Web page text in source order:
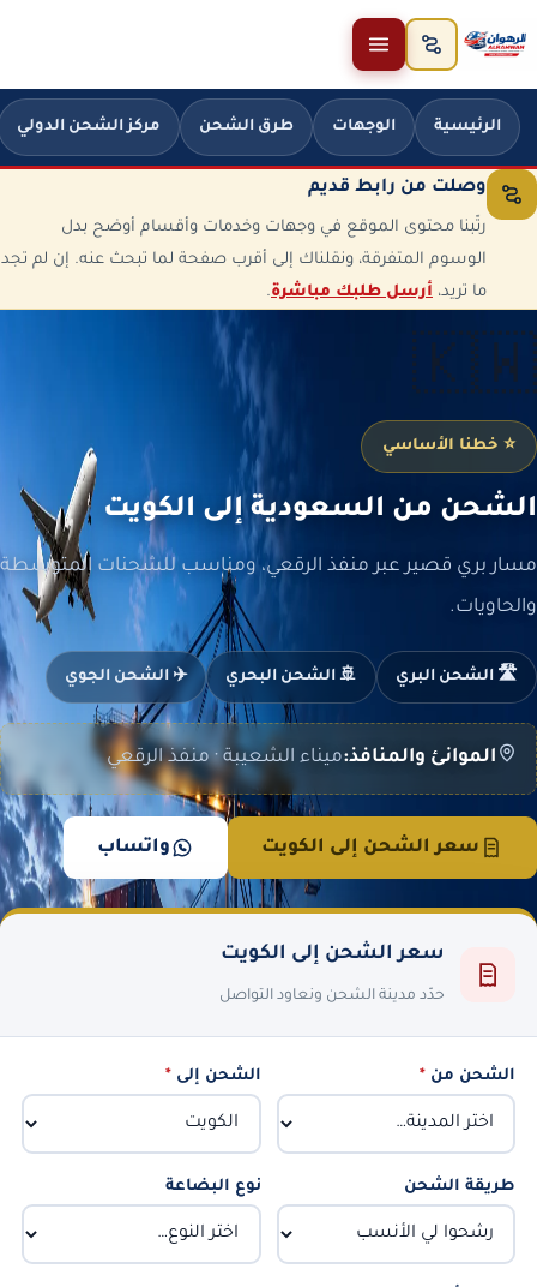
تخطَّ إلى المحتوى
الرئيسية الوجهات طرق الشحن مركز الشحن الدولي
وصلت من رابط قديم
رتّبنا محتوى الموقع في وجهات وخدمات وأقسام أوضح بدل
الوسوم المتفرقة، ونقلناك إلى أقرب صفحة لما تبحث عنه. إن لم تجد
ما تريد، أرسل طلبك مباشرة.
🇰🇼
⭐ خطنا الأساسي
الشحن من السعودية إلى الكويت
مسار بري قصير عبر منفذ الرقعي، ومناسب للشحنات المتوسطة
والحاويات.
🛣️ الشحن البري 🚢 الشحن البحري ✈️ الشحن الجوي
الموانئ والمنافذ:ميناء الشعيبة · منفذ الرقعي
سعر الشحن إلى الكويت واتساب
سعر الشحن إلى الكويت
حدّد مدينة الشحن ونعاود التواصل
الشحن من * الشحن إلى*
طريقة الشحن نوع البضاعة